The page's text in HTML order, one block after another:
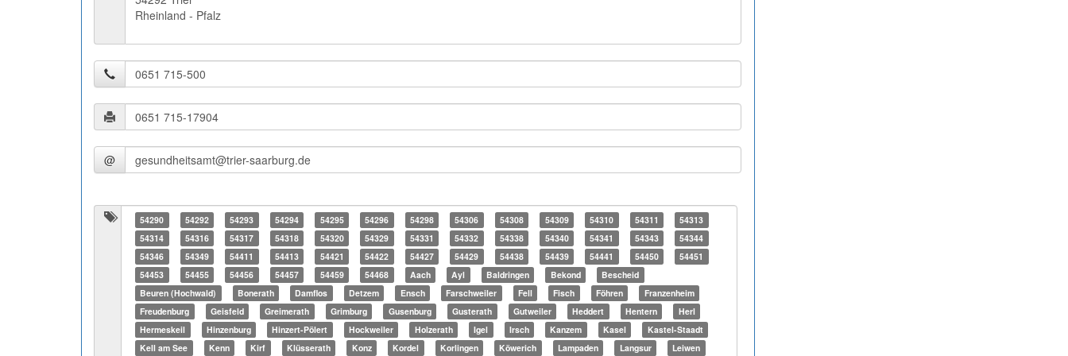
Rheinland - Pfalz
@
54290 54292 54293 54294 54295 54296 54298 54306 54308 54309 54310 54311
54313
54314
54316 54317 54318 54320 54329 54331 54332 54338 54340 54341 54343
54344
54346
54349 54411 54413 54421 54422 54427 54429 54438 54439 54441 54450
54451
54453
54455 54456 54457 54459 54468 Aach Ayl Baldringen Bekond
Bescheid
Beuren (Hochwald)
Bonerath Damflos Detzem Ensch Farschweiler Fell Fisch Föhren
Franzenheim
Freudenburg
Geisfeld Greimerath Grimburg Gusenburg Gusterath Gutweiler Heddert Hentern
Herl
Hermeskeil
Hinzenburg Hinzert-Pölert Hockweiler Holzerath Igel Irsch Kanzem Kasel
Kastel-Staadt
Kell am See
Kenn Kirf Klüsserath Konz Kordel Korlingen Köwerich Lampaden Langsur Leiwen